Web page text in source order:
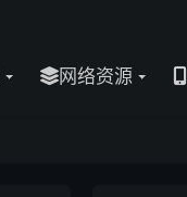
网络资源